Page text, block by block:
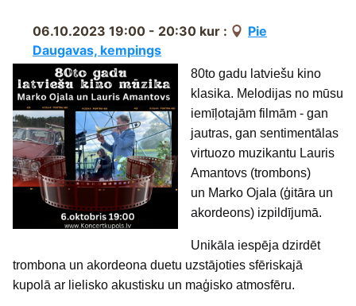
06.10.2023 19:00 - 20:30 kur :
Pie
Daugavas, kempings
80to gadu latviešu kino
klasika. Melodijas no mūsu
iemīļotajām filmām - gan
jautras, gan sentimentālas
virtuozo muzikantu Lauris
Amantovs (trombons)
un Marko Ojala (ģitāra un
akordeons) izpildījumā.
Unikāla iespēja dzirdēt
trombona un akordeona duetu uzstājoties sfēriskajā
kupolā ar lielisko akustisku un maģisko atmosfēru.